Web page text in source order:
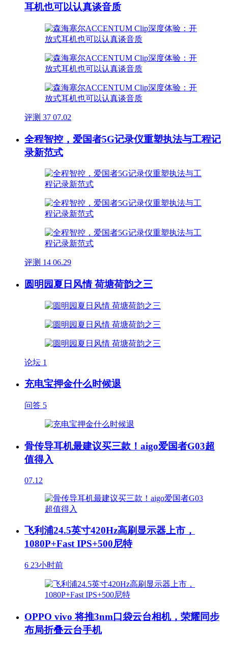
耳机也可以认真谈音质
评测 37 07.02
全程智控，爱国者5G记录仪重塑执法与工程记
录新范式
评测 14 06.29
圆明园夏日风情 荷塘荷韵之三
论坛 1
充电宝押金什么时候退
问答 5
骨传导耳机最建议买三款！aigo爱国者G03超
值得入
07.12
飞利浦24.5英寸420Hz高刷显示器上市，
1080P+Fast IPS+500尼特
6 23小时前
OPPO vivo 将推3nm口袋云台相机，荣耀同步
布局折叠云台手机